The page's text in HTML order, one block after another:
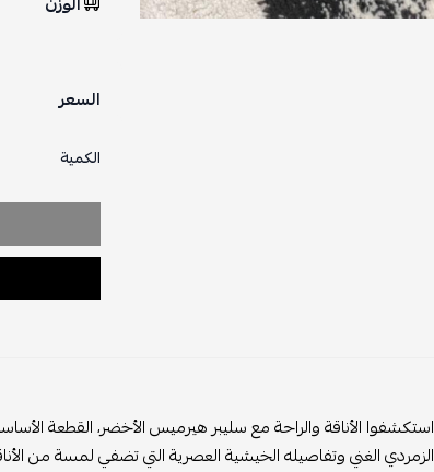
السعر
الكمية
استكشفوا الأناقة والراحة مع سليبر هيرميس الأخضر، القطعة
الزمردي الغني وتفاصيله الخيشية العصرية التي تضفي لمسة من